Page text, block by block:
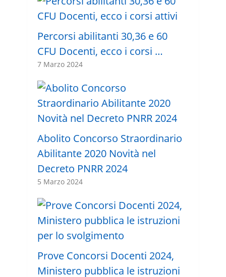
Percorsi abilitanti 30,36 e 60
CFU Docenti, ecco i corsi …
7 Marzo 2024
Abolito Concorso Straordinario
Abilitante 2020 Novità nel
Decreto PNRR 2024
5 Marzo 2024
Prove Concorsi Docenti 2024,
Ministero pubblica le istruzioni